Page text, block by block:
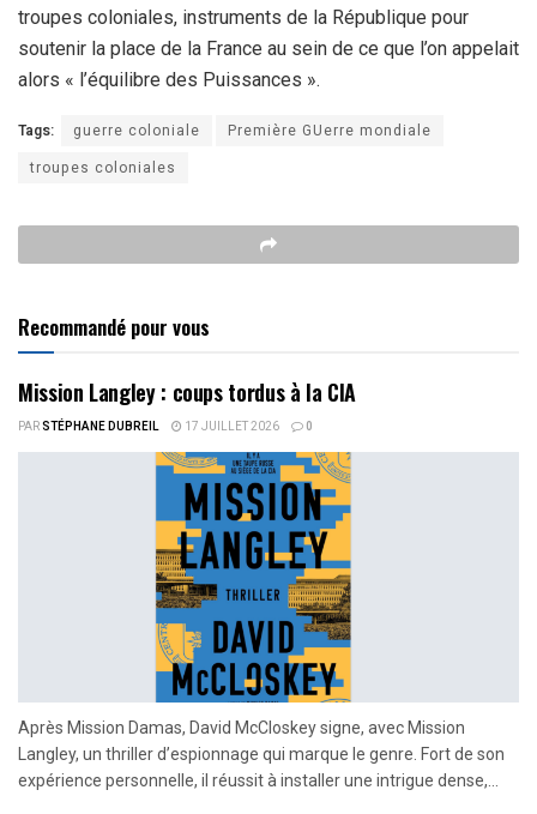
troupes coloniales, instruments de la République pour
soutenir la place de la France au sein de ce que l’on appelait
alors « l’équilibre des Puissances ».
Tags: guerre coloniale
Première GUerre mondiale
troupes coloniales
Recommandé pour vous
Mission Langley : coups tordus à la CIA
PARSTÉPHANE DUBREIL 17 JUILLET 2026 0
Après Mission Damas, David McCloskey signe, avec Mission
Langley, un thriller d’espionnage qui marque le genre. Fort de son
expérience personnelle, il réussit à installer une intrigue dense,...